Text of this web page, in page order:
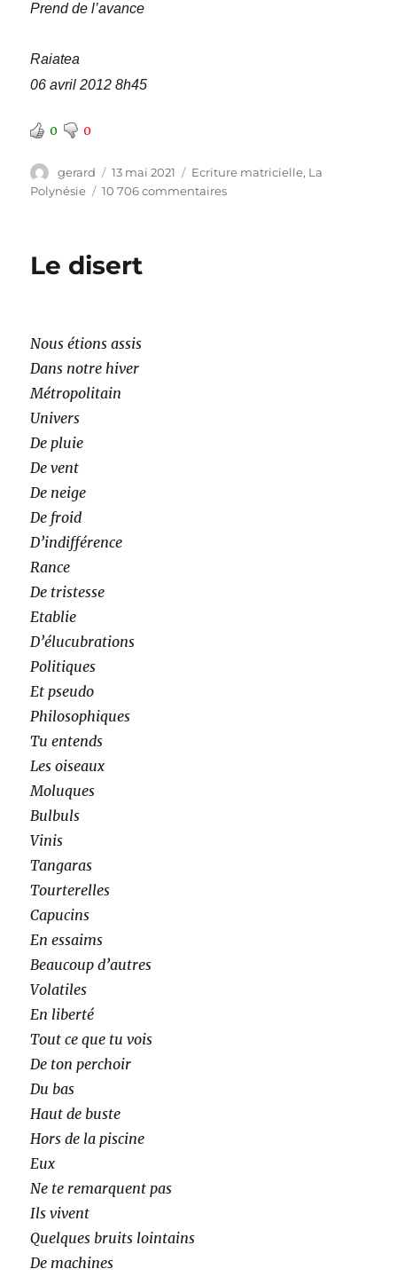
Prend de l’avance
Raiatea
06 avril 2012 8h45
0 0
Auteur
gerard
Publié
le
13 mai 2021 Catégories
Ecriture matricielle, La
Polynésie
10 706 commentairessur
Le disert
Nous étions assis
Dans notre hiver
Métropolitain
Univers
De pluie
De vent
De neige
De froid
D’indifférence
Rance
De tristesse
Etablie
D’élucubrations
Politiques
Et pseudo
Philosophiques
Tu entends
Les oiseaux
Moluques
Bulbuls
Vinis
Tangaras
Tourterelles
Capucins
En essaims
Beaucoup d’autres
Volatiles
En liberté
Tout ce que tu vois
De ton perchoir
Du bas
Haut de buste
Hors de la piscine
Eux
Ne te remarquent pas
Ils vivent
Quelques bruits lointains
De machines